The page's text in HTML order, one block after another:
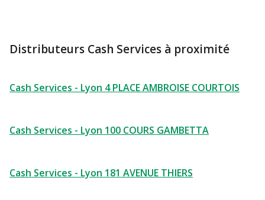
Distributeurs Cash Services à proximité
Cash Services - Lyon 4 PLACE AMBROISE COURTOIS
Cash Services - Lyon 100 COURS GAMBETTA
Cash Services - Lyon 181 AVENUE THIERS